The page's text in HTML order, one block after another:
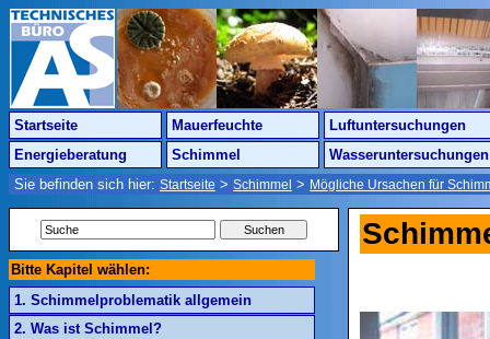
Startseite Mauerfeuchte
Luftuntersuchungen
Energieberatung
Schimmel
Wasseruntersuchungen
Sie befinden sich hier: Startseite > Schimmel > Mögliche Ursachen für
Bitte Kapitel wählen:
1. Schimmelproblematik allgemein
2. Was ist Schimmel?